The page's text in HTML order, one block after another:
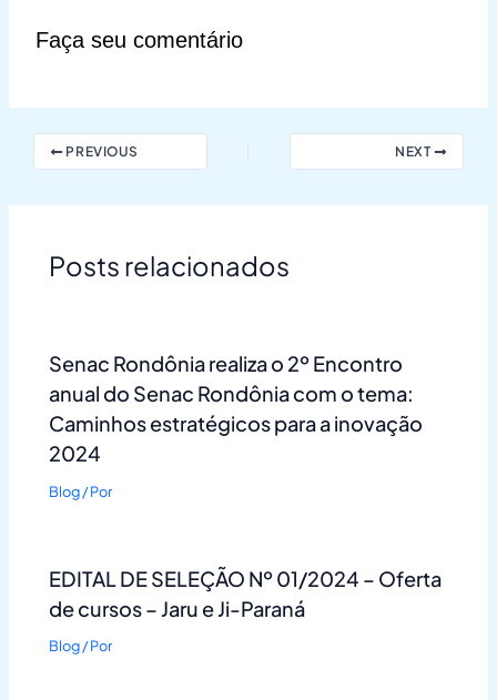
Faça seu comentário
PREVIOUS NEXT
Posts relacionados
Senac Rondônia realiza o 2º Encontro
anual do Senac Rondônia com o tema:
Caminhos estratégicos para a inovação
2024
Blog/ Por
EDITAL DE SELEÇÃO Nº 01/2024 – Oferta
de cursos – Jaru e Ji-Paraná
Blog/ Por